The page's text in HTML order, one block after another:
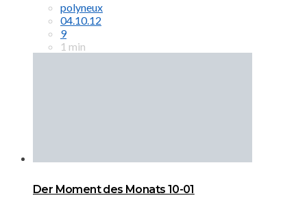
polyneux
04.10.12
9
1 min
Der Moment des Monats 10-01